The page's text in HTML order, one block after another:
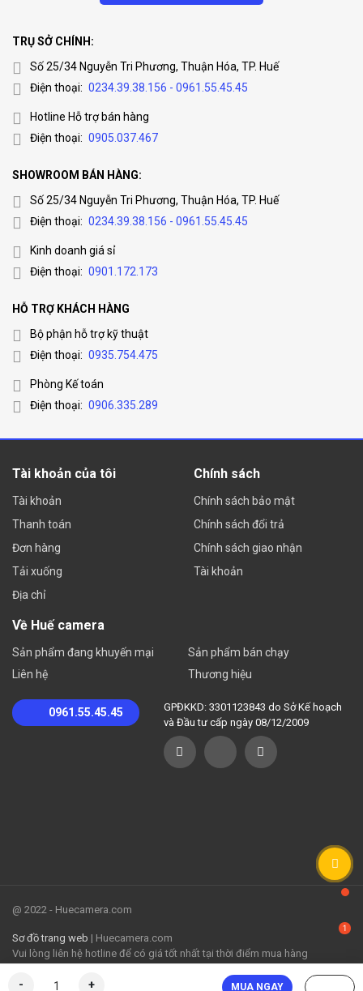
- + MUA NGAY
TRỤ SỞ CHÍNH:
Số 25/34 Nguyễn Tri Phương, Thuận Hóa, TP. Huế
Điện thoại: 0234.39.38.156 - 0961.55.45.45
Hotline Hỗ trợ bán hàng
Điện thoại: 0905.037.467
SHOWROOM BÁN HÀNG:
Số 25/34 Nguyễn Tri Phương, Thuận Hóa, TP. Huế
Điện thoại: 0234.39.38.156 - 0961.55.45.45
Kinh doanh giá sỉ
Điện thoại: 0901.172.173
HỖ TRỢ KHÁCH HÀNG
Bộ phận hỗ trợ kỹ thuật
Điện thoại: 0935.754.475
Phòng Kế toán
Điện thoại: 0906.335.289
Tài khoản của tôi
Tài khoản
Thanh toán
Đơn hàng
Tải xuống
Địa chỉ
Chính sách
Chính sách bảo mật
Chính sách đổi trả
Chính sách giao nhận
Tài khoản
Về Huế camera
Sản phẩm đang khuyến mại
Liên hệ
Sản phẩm bán chạy
Thương hiệu
0961.55.45.45
GPĐKKD: 3301123843 do Sở Kế hoạch
và Đầu tư cấp ngày 08/12/2009
@ 2022 - Huecamera.com
Sơ đồ trang web | Huecamera.com
Vui lòng liên hệ hotline để có giá tốt nhất tại thời điểm mua hàng